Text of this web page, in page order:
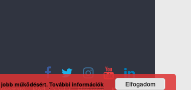
működésért. További információk Elfogadom